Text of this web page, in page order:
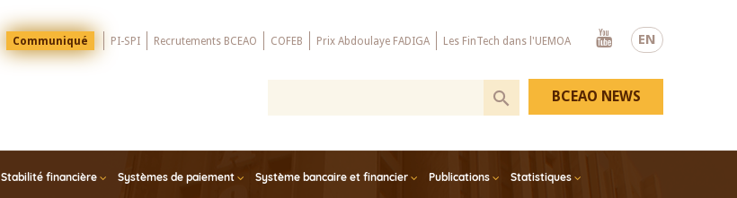
EN
Menu
Top
Communiqué PI-SPI Recrutements BCEAO COFEB Prix Abdoulaye FADIGA Les FinTech dans l'UEMOA
Youtube
Stabilité financière Systèmes de paiement Système bancaire et financier Publications Statistiques
BCEAO NEWS